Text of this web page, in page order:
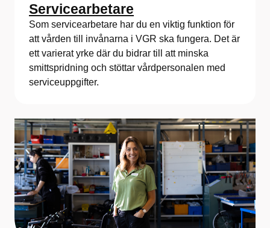
Servicearbetare
Som servicearbetare har du en viktig funktion för
att vården till invånarna i VGR ska fungera. Det är
ett varierat yrke där du bidrar till att minska
smittspridning och stöttar vårdpersonalen med
serviceuppgifter.